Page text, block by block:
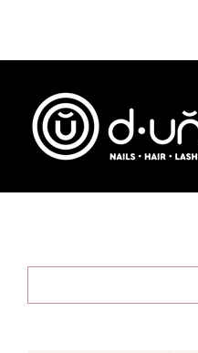
contenido